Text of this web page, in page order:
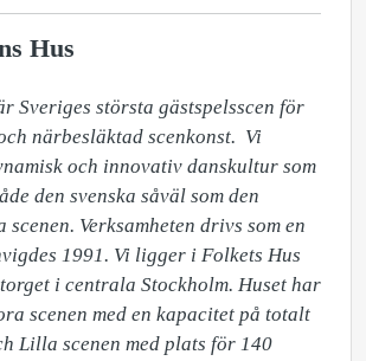
Hus
Sveriges största gästspelsscen för
närbesläktad scenkonst.  Vi
och innovativ danskultur som
den svenska såväl som den
Verksamheten drivs som en
1991. Vi ligger i Folkets Hus
i centrala Stockholm. Huset har
scenen med en kapacitet på totalt
Lilla scenen med plats för 140